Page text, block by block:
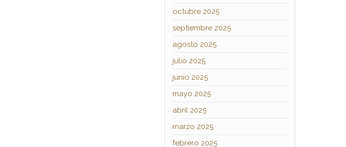
octubre 2025
septiembre 2025
agosto 2025
julio 2025
junio 2025
mayo 2025
abril 2025
marzo 2025
febrero 2025